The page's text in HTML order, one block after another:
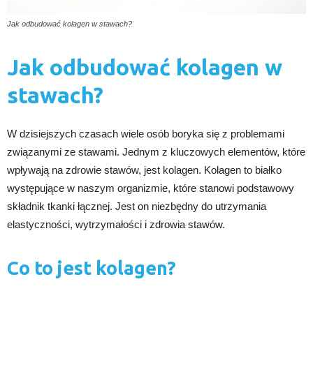
Jak odbudować kolagen w stawach?
Jak odbudować kolagen w
stawach?
W dzisiejszych czasach wiele osób boryka się z problemami
związanymi ze stawami. Jednym z kluczowych elementów, które
wpływają na zdrowie stawów, jest kolagen. Kolagen to białko
występujące w naszym organizmie, które stanowi podstawowy
składnik tkanki łącznej. Jest on niezbędny do utrzymania
elastyczności, wytrzymałości i zdrowia stawów.
Co to jest kolagen?